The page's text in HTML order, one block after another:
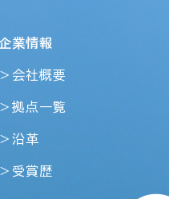
業情報
＞会社概要
＞拠点一覧
＞沿革
＞受賞歴